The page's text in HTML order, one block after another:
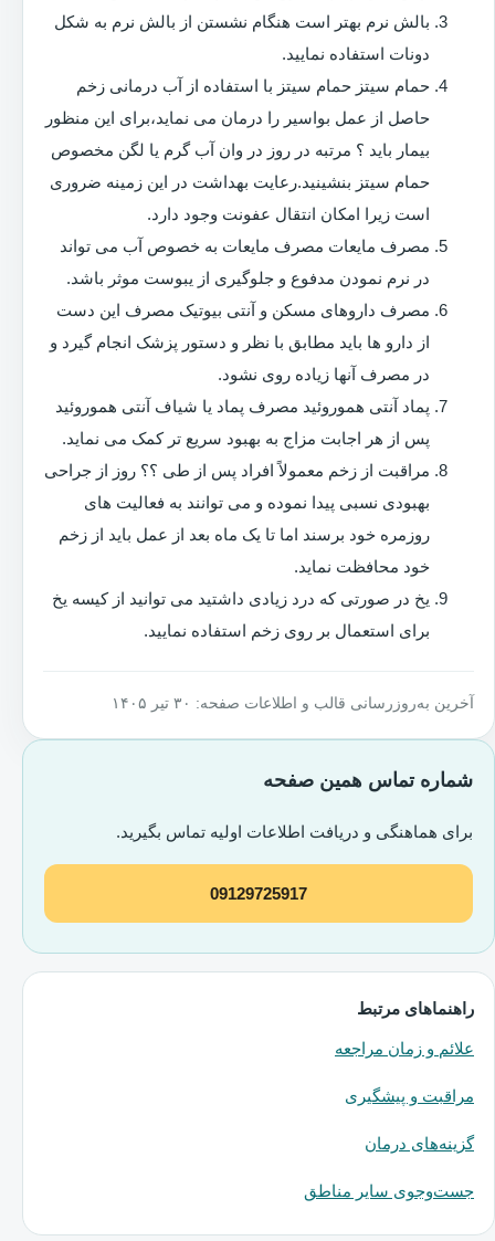
بالش نرم بهتر است هنگام نشستن از بالش نرم به شکل
دونات استفاده نمایید.
حمام سیتز حمام سیتز با استفاده از آب درمانی زخم
حاصل از عمل بواسیر را درمان می نماید،برای این منظور
بیمار باید ؟ مرتبه در روز در وان آب گرم یا لگن مخصوص
حمام سیتز بنشینید.رعایت بهداشت در این زمینه ضروری
است زیرا امکان انتقال عفونت وجود دارد.
مصرف مایعات مصرف مایعات به خصوص آب می تواند
در نرم نمودن مدفوع و جلوگیری از یبوست موثر باشد.
مصرف داروهای مسکن و آنتی بیوتیک مصرف این دست
از دارو ها باید مطابق با نظر و دستور پزشک انجام گیرد و
در مصرف آنها زیاده روی نشود.
پماد آنتی هموروئید مصرف پماد یا شیاف آنتی هموروئید
پس از هر اجابت مزاج به بهبود سریع تر کمک می نماید.
مراقبت از زخم معمولاً افراد پس از طی ؟؟ روز از جراحی
بهبودی نسبی پیدا نموده و می توانند به فعالیت های
روزمره خود برسند اما تا یک ماه بعد از عمل باید از زخم
خود محافظت نماید.
یخ در صورتی که درد زیادی داشتید می توانید از کیسه یخ
برای استعمال بر روی زخم استفاده نمایید.
آخرین به‌روزرسانی قالب و اطلاعات صفحه: ۳۰ تیر ۱۴۰۵
شماره تماس همین صفحه
برای هماهنگی و دریافت اطلاعات اولیه تماس بگیرید.
09129725917
راهنماهای مرتبط
علائم و زمان مراجعه
مراقبت و پیشگیری
گزینه‌های درمان
جست‌وجوی سایر مناطق